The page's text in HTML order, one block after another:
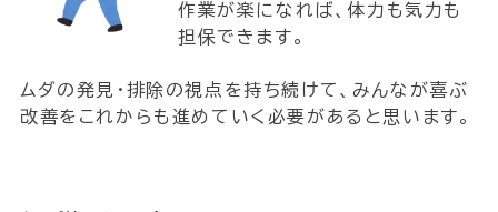
作業が楽になれば、体力も気力も
担保できます。
ムダの発見・排除の視点を持ち続けて、みんなが喜ぶ
改善をこれからも進めていく必要があると思います。